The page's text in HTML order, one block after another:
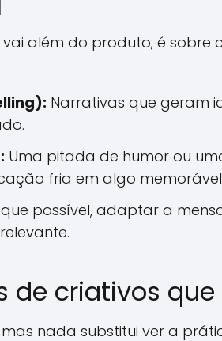
além do produto; é sobre
Narrativas que geram
Uma pitada de humor ou
fria em algo
possível, adaptar a
de criativos
nada substitui ver a